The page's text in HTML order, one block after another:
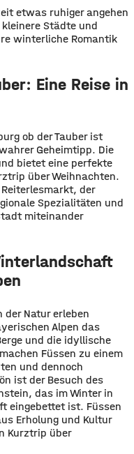
etwas ruhiger angehen
Städte und
winterliche Romantik
Eine Reise in
ob der Tauber ist
Geheimtipp. Die
bietet eine perfekte
über Weihnachten.
der
Spezialitäten und
miteinander
der Natur erleben
Alpen das
und die idyllische
Füssen zu einem
und dennoch
ist der Besuch des
das im Winter in
eingebettet ist. Füssen
Erholung und Kultur
Kurztrip über